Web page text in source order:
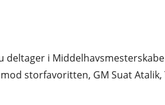
deltager i
storfavoritten, GM Suat Atalik,